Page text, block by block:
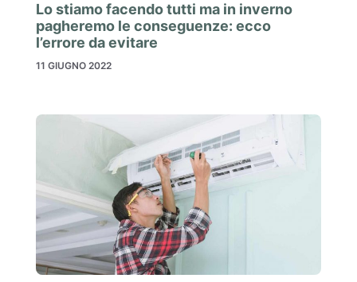
Lo stiamo facendo tutti ma in inverno
pagheremo le conseguenze: ecco
l’errore da evitare
11 GIUGNO 2022